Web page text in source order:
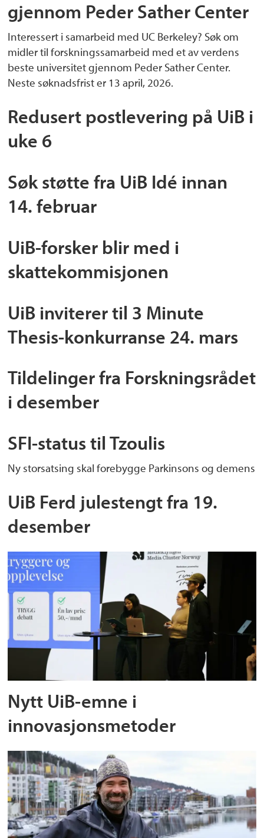
gjennom Peder Sather Center
Interessert i samarbeid med UC Berkeley? Søk om
midler til forskningssamarbeid med et av verdens
beste universitet gjennom Peder Sather Center.
Neste søknadsfrist er 13 april, 2026.
Redusert postlevering på UiB i
uke 6
Søk støtte fra UiB Idé innan
14. februar
UiB-forsker blir med i
skattekommisjonen
UiB inviterer til 3 Minute
Thesis-konkurranse 24. mars
Tildelinger fra Forskningsrådet
i desember
SFI-status til Tzoulis
Ny storsatsing skal forebygge Parkinsons og demens
UiB Ferd julestengt fra 19.
desember
Nytt UiB-emne i
innovasjonsmetoder